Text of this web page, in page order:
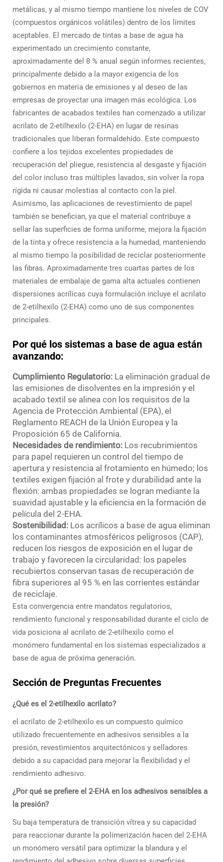
metálicas, y al mismo tiempo mantiene los niveles de COV
(compuestos orgánicos volátiles) dentro de los límites
aceptables. El mercado de tintas a base de agua ha
experimentado un crecimiento constante,
aproximadamente del 8 % anual según informes recientes,
principalmente debido a la mayor exigencia de los
gobiernos en materia de emisiones y al deseo de las
empresas de proyectar una imagen más ecológica. Los
fabricantes de acabados textiles han comenzado a utilizar
acrilato de 2-etilhexilo (2-EHA) en lugar de resinas
tradicionales que liberan formaldehído. Este compuesto
confiere a los tejidos excelentes propiedades de
recuperación del pliegue, resistencia al desgaste y fijación
del color incluso tras múltiples lavados, sin volver la ropa
rígida ni causar molestias al contacto con la piel.
Asimismo, las aplicaciones de revestimiento de papel
también se benefician, ya que el material contribuye a
sellar las superficies de forma uniforme, mejora la fijación
de la tinta y ofrece resistencia a la humedad, manteniendo
al mismo tiempo la posibilidad de reciclar posteriormente
las fibras. Aproximadamente tres cuartas partes de los
materiales de embalaje de gama alta actuales contienen
dispersiones acrílicas cuya formulación incluye el acrilato
de 2-etilhexilo (2-EHA) como uno de sus componentes
principales.
Por qué los sistemas a base de agua están
avanzando:
Cumplimiento Regulatorio: La eliminación gradual de
las emisiones de disolventes en la impresión y el
acabado textil se alinea con los requisitos de la
Agencia de Protección Ambiental (EPA), el
Reglamento REACH de la Unión Europea y la
Proposición 65 de California.
Necesidades de rendimiento: Los recubrimientos
para papel requieren un control del tiempo de
apertura y resistencia al frotamiento en húmedo; los
textiles exigen fijación al frote y durabilidad ante la
flexión: ambas propiedades se logran mediante la
suavidad ajustable y la eficiencia en la formación de
película del 2-EHA.
Sostenibilidad: Los acrílicos a base de agua eliminan
los contaminantes atmosféricos peligrosos (CAP),
reducen los riesgos de exposición en el lugar de
trabajo y favorecen la circularidad: los papeles
recubiertos conservan tasas de recuperación de
fibra superiores al 95 % en las corrientes estándar
de reciclaje.
Esta convergencia entre mandatos regulatorios,
rendimiento funcional y responsabilidad durante el ciclo de
vida posiciona al acrilato de 2-etilhexilo como el
monómero fundamental en los sistemas especializados a
base de agua de próxima generación.
Sección de Preguntas Frecuentes
¿Qué es el 2-etilhexilo acrilato?
el acrilato de 2-etilhexilo es un compuesto químico
utilizado frecuentemente en adhesivos sensibles a la
presión, revestimientos arquitectónicos y selladores
debido a su capacidad para mejorar la flexibilidad y el
rendimiento adhesivo.
¿Por qué se prefiere el 2-EHA en los adhesivos sensibles a
la presión?
Su baja temperatura de transición vítrea y su capacidad
para reaccionar durante la polimerización hacen del 2-EHA
un monómero versátil para optimizar la blandura y el